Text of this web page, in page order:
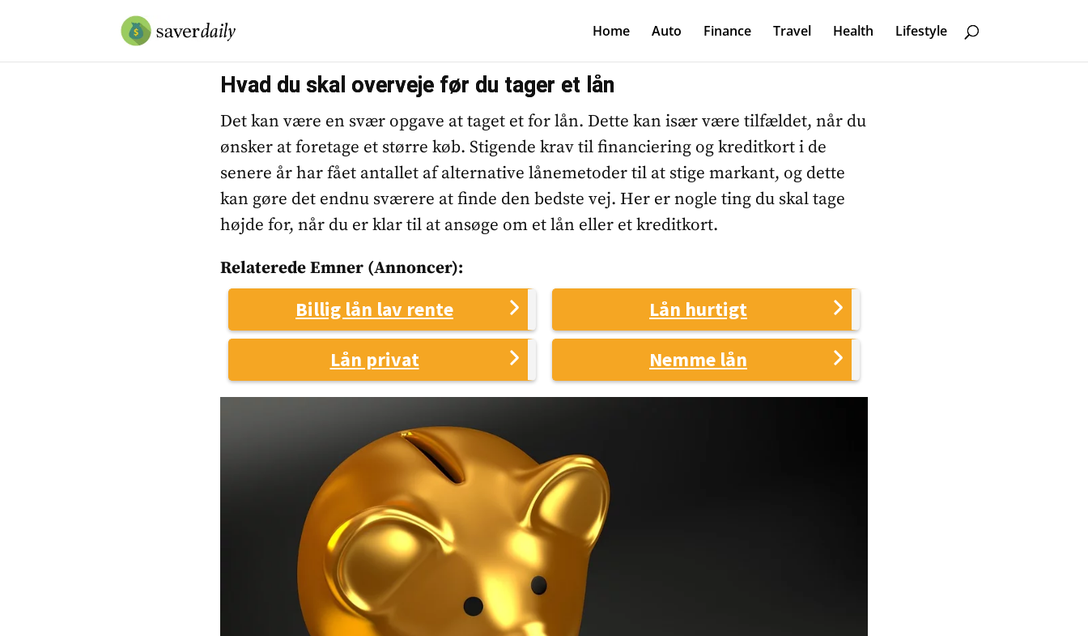
Home Auto Finance Travel Health Lifestyle
Hvad du skal overveje før du tager et lån
Det kan være en svær opgave at taget et for lån. Dette kan især være tilfældet, når du
ønsker at foretage et større køb. Stigende krav til financiering og kreditkort i de
senere år har fået antallet af alternative lånemetoder til at stige markant, og dette
kan gøre det endnu sværere at finde den bedste vej. Her er nogle ting du skal tage
højde for, når du er klar til at ansøge om et lån eller et kreditkort.
Relaterede Emner (annoncer):
Billig lån lav rente
Lån hurtigt
Lån privat
Nemme lån